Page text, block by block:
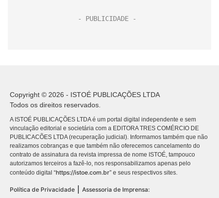
Copyright © 2026 - ISTOÉ PUBLICAÇÕES LTDA
Todos os direitos reservados.
A ISTOÉ PUBLICAÇÕES LTDA é um portal digital independente e sem
vinculação editorial e societária com a EDITORA TRES COMÉRCIO DE
PUBLICACÕES LTDA (recuperação judicial). Informamos também que não
realizamos cobranças e que também não oferecemos cancelamento do
contrato de assinatura da revista impressa de nome ISTOÉ, tampouco
autorizamos terceiros a fazê-lo, nos responsabilizamos apenas pelo
conteúdo digital “https://istoe.com.br” e seus respectivos sites.
Política de Privacidade
Assessoria de Imprensa: